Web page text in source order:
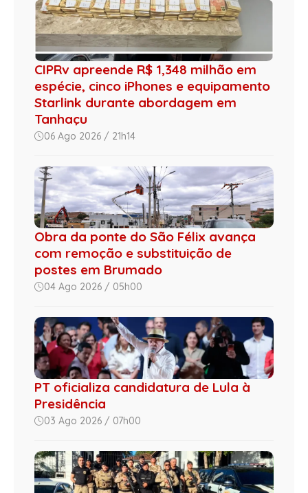
CIPRv apreende R$ 1,348 milhão em
espécie, cinco iPhones e equipamento
Starlink durante abordagem em
Tanhaçu
06 Ago 2026 / 21h14
Obra da ponte do São Félix avança
com remoção e substituição de
postes em Brumado
04 Ago 2026 / 05h00
PT oficializa candidatura de Lula à
Presidência
03 Ago 2026 / 07h00